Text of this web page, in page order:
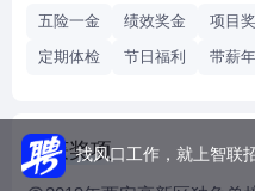
专网系统、辅助运输系统、
统规划、设计、研发、生产
地凭借业务积累，不断提升
五险一金 绩效奖金 项目
定期体检
节日福利 带薪
荣获奖项找风口工作，就上智联